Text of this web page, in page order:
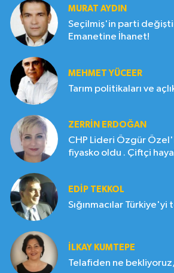
MURAT AYDIN
Seçilmiş'in parti
Emanetine İhanet!
MEHMET YÜCEER
Tarım politikaları ve
ZERRIN ERDOĞAN
CHP Lideri Özgür
fiyasko oldu . Çiftçi hayal
EDIP TEKKOL
Sığınmacılar
İLKAY KUMTEPE
Telafiden ne